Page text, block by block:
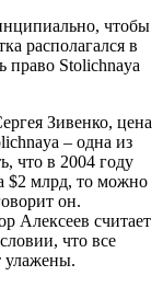
чтобы
располагался в
право Stolichnaya
Зивенко, цена
– одна из
что в 2004 году
$2 млрд, то можно
он.
Алексеев считает
что все
улажены.